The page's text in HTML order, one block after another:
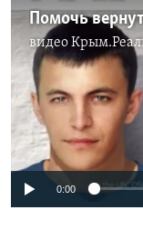
видео
No
0:00